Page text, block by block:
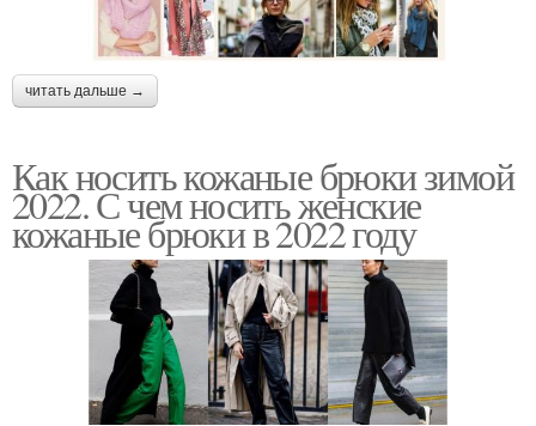
читать дальше →
Как носить кожаные брюки зимой
2022. С чем носить женские
кожаные брюки в 2022 году